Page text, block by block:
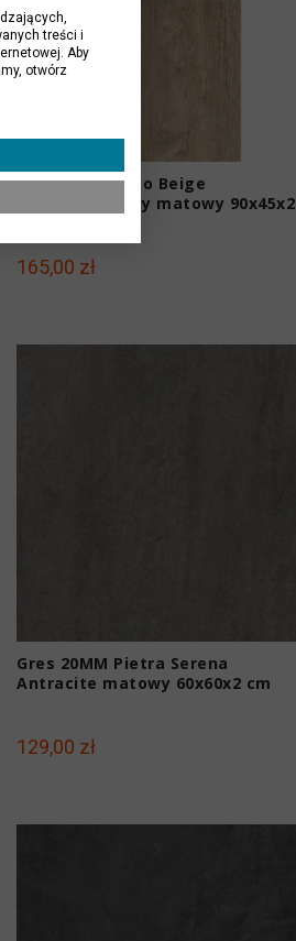
Gres 20mm Vigo Beige
drewnopodobny matowy 90x45x2
165,00 zł
Gres 20MM Pietra Serena
Antracite matowy 60x60x2 cm
129,00 zł
treści i
Aby
otwórz